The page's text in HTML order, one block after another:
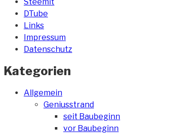
DTube
Links
Impressum
Datenschutz
Kategorien
Allgemein
Geniusstrand
seit Baubeginn
vor Baubeginn